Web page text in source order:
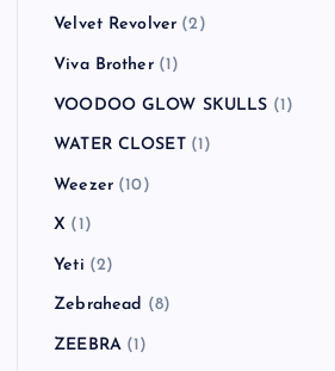
Velvet Revolver (2)
Viva Brother(1)
VOODOO GLOW SKULLS (1)
WATER CLOSET(1)
Weezer(10)
X (1)
Yeti (2)
Zebrahead (8)
ZEEBRA(1)